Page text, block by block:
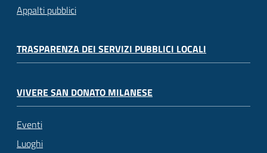
Appalti pubblici
TRASPARENZA DEI SERVIZI PUBBLICI LOCALI
VIVERE SAN DONATO MILANESE
Eventi
Luoghi